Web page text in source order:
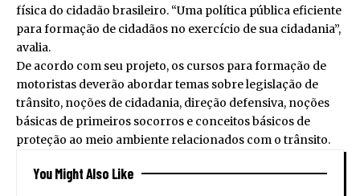
física do cidadão brasileiro. “Uma política pública eficiente
para formação de cidadãos no exercício de sua cidadania”,
avalia.
De acordo com seu projeto, os cursos para formação de
motoristas deverão abordar temas sobre legislação de
trânsito, noções de cidadania, direção defensiva, noções
básicas de primeiros socorros e conceitos básicos de
proteção ao meio ambiente relacionados com o trânsito.
You Might Also Like